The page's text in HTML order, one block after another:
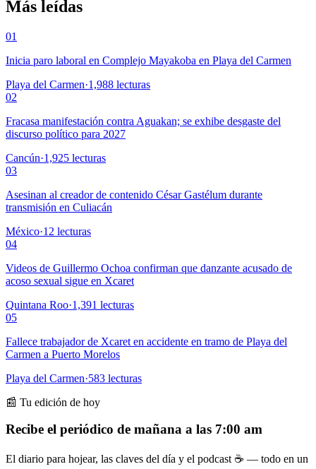
Más leídas
01
Inicia paro laboral en Complejo Mayakoba en Playa del Carmen
Playa del Carmen·1,988 lecturas
02
Fracasa manifestación contra Aguakan; se exhibe desgaste del
discurso político para 2027
Cancún·1,925 lecturas
03
Asesinan al creador de contenido César Gastélum durante
transmisión en Culiacán
México·12 lecturas
04
Videos de Guillermo Ochoa confirman que danzante acusado de
acoso sexual sigue en Xcaret
Quintana Roo·1,391 lecturas
05
Fallece trabajador de Xcaret en accidente en tramo de Playa del
Carmen a Puerto Morelos
Playa del Carmen·583 lecturas
📰 Tu edición de hoy
Recibe el periódico de mañana a las 7:00 am
El diario para hojear, las claves del día y el podcast ☕ — todo en un